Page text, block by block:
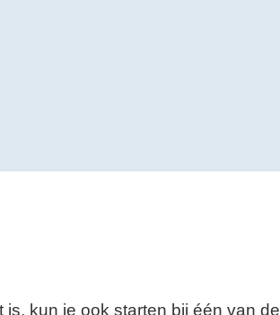
kun je ook starten bij één van de